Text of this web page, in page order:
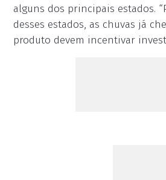
alguns dos principais estados.
desses estados, as chuvas já
produto devem incentivar